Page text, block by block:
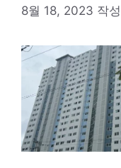
8월 18, 2023 작